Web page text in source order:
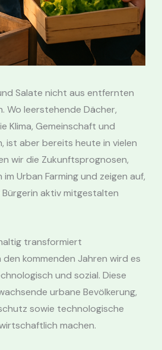
Salate nicht aus entfernten
Wo leerstehende Dächer,
Klima, Gemeinschaft und
ist aber bereits heute in vielen
wir die Zukunftsprognosen,
Urban Farming und zeigen auf,
Bürgerin aktiv mitgestalten
transformiert
kommenden Jahren wird es
und sozial. Diese
urbane Bevölkerung,
sowie technologische
machen.